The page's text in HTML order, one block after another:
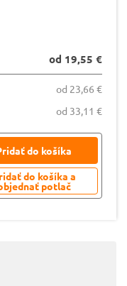
od 19,55 €
od 23,66 €
od 33,11 €